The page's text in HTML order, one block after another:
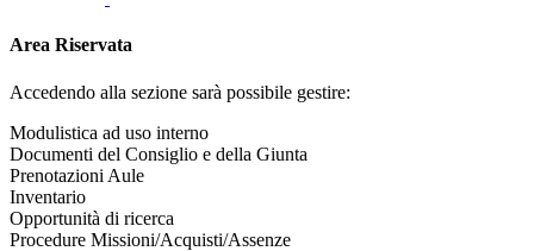
Area Riservata
Accedendo alla sezione sarà possibile gestire:
Modulistica ad uso interno
Documenti del Consiglio e della Giunta
Prenotazioni Aule
Inventario
Opportunità di ricerca
Procedure Missioni/Acquisti/Assenze